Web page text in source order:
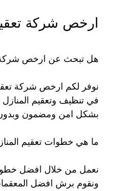
ارخص شركة
هل تبحث عن ارخص شركة
نوفر لكم ارخص شركة
في تنظيف وتعقيم
بشكل امن ومضمون
ما هي خطوات تعقيم
نعمل من خلال افضل
ونقوم برش افضل